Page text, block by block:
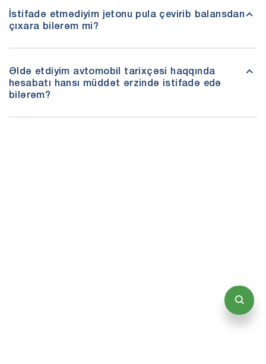
İstifadə etmədiyim jetonu pula çevirib balansdan
çıxara bilərəm mi?
Əldə etdiyim avtomobil tarixçəsi haqqında
hesabatı hansı müddət ərzində istifadə edə
bilərəm?